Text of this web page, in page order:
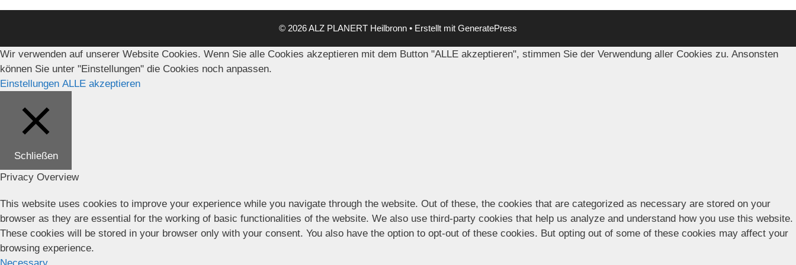
© 2026 ALZ PLANERT Heilbronn • Erstellt mit GeneratePress
Wir verwenden auf unserer Website Cookies. Wenn Sie alle Cookies akzeptieren mit dem Button "ALLE akzeptieren", stimmen Sie der Verwendung aller Cookies zu. Ansonsten
können Sie unter "Einstellungen" die Cookies noch anpassen.
Einstellungen ALLE akzeptieren
Schließen
Privacy Overview
This website uses cookies to improve your experience while you navigate through the website. Out of these, the cookies that are categorized as necessary are stored on your
browser as they are essential for the working of basic functionalities of the website. We also use third-party cookies that help us analyze and understand how you use this website.
These cookies will be stored in your browser only with your consent. You also have the option to opt-out of these cookies. But opting out of some of these cookies may affect your
browsing experience.
Necessary